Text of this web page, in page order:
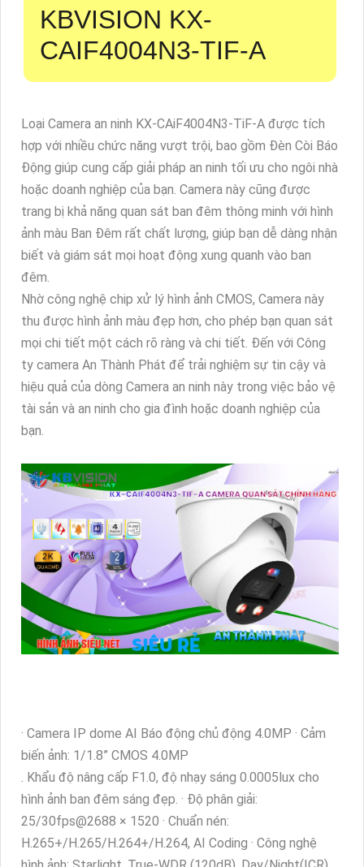
KBVISION KX-
CAIF4004N3-TIF-A
Loại Camera an ninh KX-CAiF4004N3-TiF-A được tích
hợp với nhiều chức năng vượt trội, bao gồm Ðèn Còi Báo
Động giúp cung cấp giải pháp an ninh tối ưu cho ngôi nhà
hoặc doanh nghiệp của bạn. Camera này cũng được
trang bị khả năng quan sát ban đêm thông minh với hình
ảnh màu Ban Ðêm rất chất lượng, giúp bạn dễ dàng nhận
biết và giám sát mọi hoạt động xung quanh vào ban
đêm.
Nhờ công nghệ chip xử lý hình ảnh CMOS, Camera này
thu được hình ảnh màu đẹp hơn, cho phép bạn quan sát
mọi chi tiết một cách rõ ràng và chi tiết. Đến với Công
ty camera An Thành Phát để trải nghiệm sự tin cậy và
hiệu quả của dòng Camera an ninh này trong việc bảo vệ
tài sản và an ninh cho gia đình hoặc doanh nghiệp của
bạn.
· Camera IP dome AI Báo động chủ động 4.0MP · Cảm
biến ảnh: 1/1.8” CMOS 4.0MP
. Khẩu độ nâng cấp F1.0, độ nhạy sáng 0.0005lux cho
hình ảnh ban đêm sáng đẹp. · Độ phân giải:
25/30fps@2688 × 1520 · Chuẩn nén:
H.265+/H.265/H.264+/H.264, AI Coding · Công nghệ